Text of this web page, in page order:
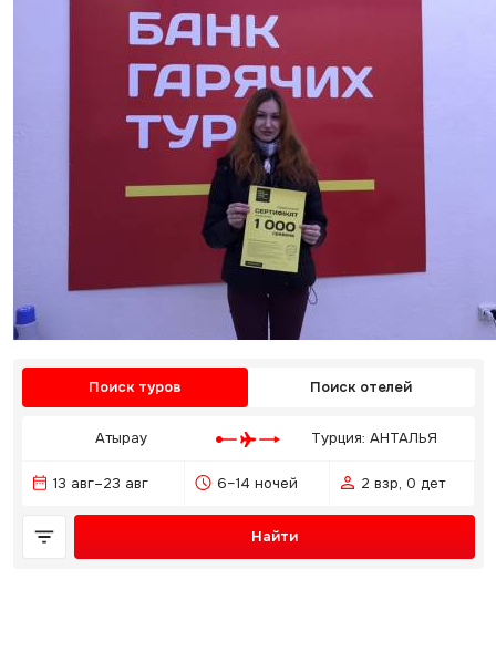
Поиск туров Поиск отелей
Атырау Турция: АНТАЛЬЯ
13 авг–23 авг 6–14 ночей 2 взр, 0 дет
Найти